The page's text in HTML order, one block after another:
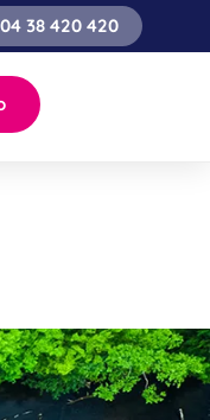
04 38 420 420